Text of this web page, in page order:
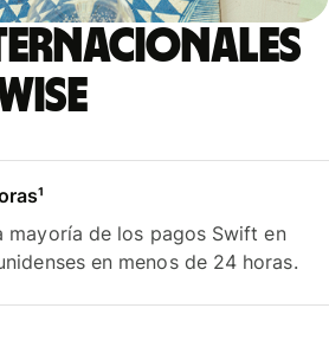
mayoría de los pagos Swift en
en menos de 24 horas.